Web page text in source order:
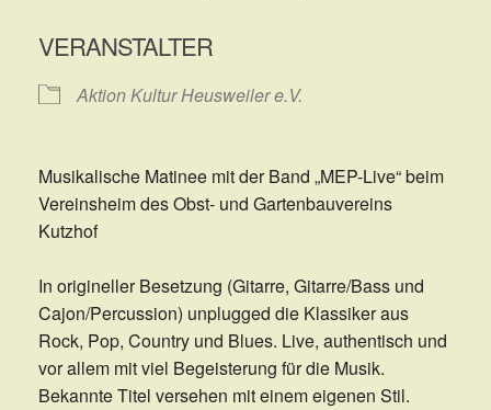
VERANSTALTER
Aktion Kultur Heusweiler e.V.
Musikalische Matinee mit der Band „MEP-Live“ beim
Vereinsheim des Obst- und Gartenbauvereins
Kutzhof
In origineller Besetzung (Gitarre, Gitarre/Bass und
Cajon/Percussion) unplugged die Klassiker aus
Rock, Pop, Country und Blues. Live, authentisch und
vor allem mit viel Begeisterung für die Musik.
Bekannte Titel versehen mit einem eigenen Stil.